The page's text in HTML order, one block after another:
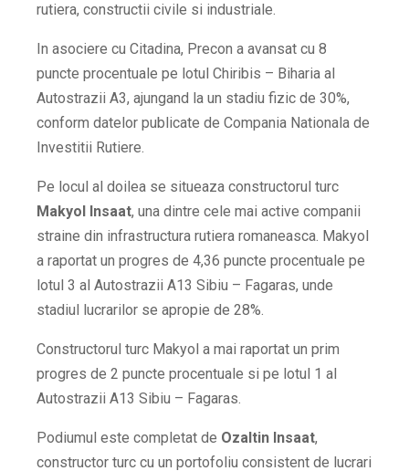
rutiera, constructii civile si industriale.
In asociere cu Citadina, Precon a avansat cu 8
puncte procentuale pe lotul Chiribis – Biharia al
Autostrazii A3, ajungand la un stadiu fizic de 30%,
conform datelor publicate de Compania Nationala de
Investitii Rutiere.
Pe locul al doilea se situeaza constructorul turc
Makyol Insaat, una dintre cele mai active companii
straine din infrastructura rutiera romaneasca. Makyol
a raportat un progres de 4,36 puncte procentuale pe
lotul 3 al Autostrazii A13 Sibiu – Fagaras, unde
stadiul lucrarilor se apropie de 28%.
Constructorul turc Makyol a mai raportat un prim
progres de 2 puncte procentuale si pe lotul 1 al
Autostrazii A13 Sibiu – Fagaras.
Podiumul este completat de Ozaltin Insaat,
constructor turc cu un portofoliu consistent de lucrari